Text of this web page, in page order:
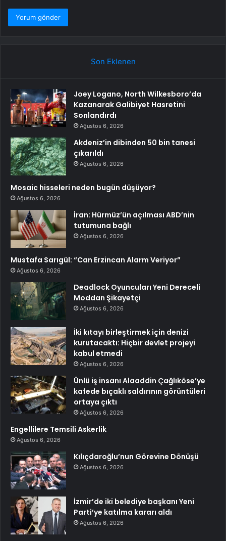
Son Eklenen
Joey Logano, North Wilkesboro’da
Kazanarak Galibiyet Hasretini
Sonlandırdı
Ağustos 6, 2026
Akdeniz’in dibinden 50 bin tanesi
çıkarıldı
Ağustos 6, 2026
Mosaic hisseleri neden bugün düşüyor?
Ağustos 6, 2026
İran: Hürmüz’ün açılması ABD’nin
tutumuna bağlı
Ağustos 6, 2026
Mustafa Sarıgül: “Can Erzincan Alarm Veriyor”
Ağustos 6, 2026
Deadlock Oyuncuları Yeni Dereceli
Moddan Şikayetçi
Ağustos 6, 2026
İki kıtayı birleştirmek için denizi
kurutacaktı: Hiçbir devlet projeyi
kabul etmedi
Ağustos 6, 2026
Ünlü iş insanı Alaaddin Çağlıköse’ye
kafede bıçaklı saldırının görüntüleri
ortaya çıktı
Ağustos 6, 2026
Engellilere Temsili Askerlik
Ağustos 6, 2026
Kılıçdaroğlu’nun Görevine Dönüşü
Ağustos 6, 2026
İzmir’de iki belediye başkanı Yeni
Parti’ye katılma kararı aldı
Ağustos 6, 2026